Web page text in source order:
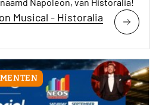
Musical - Historalia